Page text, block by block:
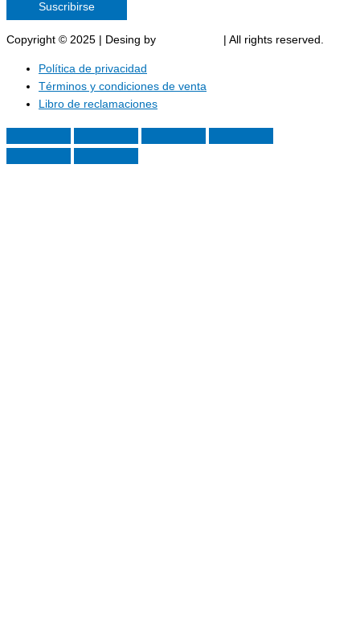
Suscribirse
Copyright © 2025 | Desing by | All rights reserved.
Política de privacidad
Términos y condiciones de venta
Libro de reclamaciones